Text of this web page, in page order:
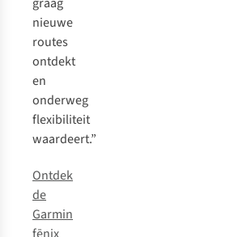
nieuwe
routes
ontdekt
en
onderweg
flexibiliteit
waardeert.”
Ontdek
de
Garmin